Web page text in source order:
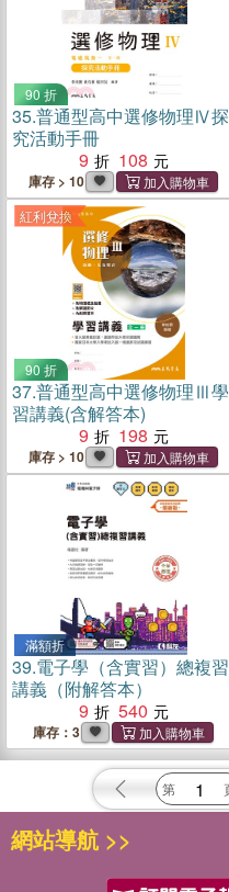
90 折
35.普通型高中選修物理Ⅳ探
究活動手冊
9
108
庫存 > 10
紅利兌換
90 折
37.普通型高中選修物理Ⅲ學
習講義(含解答本)
9
198
庫存 > 10
滿額折
39.電子學（含實習）總複習
講義（附解答本）
9
540
庫存：3
網站導航 >>